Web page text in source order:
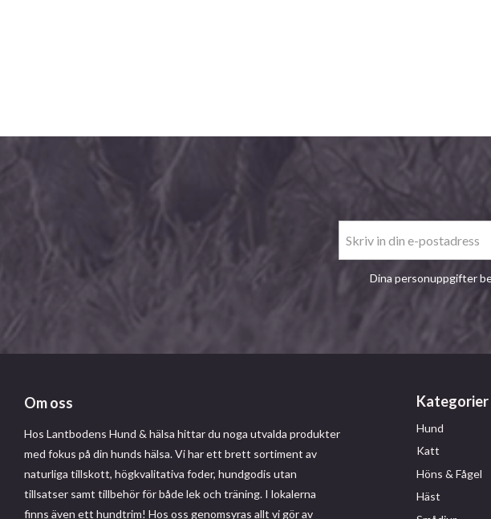
Dina personuppgifter
Om oss
Hos Lantbodens Hund & hälsa hittar du noga utvalda produkter
med fokus på din hunds hälsa. Vi har ett brett sortiment av
naturliga tillskott, högkvalitativa foder, hundgodis utan
tillsatser samt tillbehör för både lek och träning. I lokalerna
finns även ett hundtrim! Hos oss genomsyras allt vi gör av
Kategorier
Hund
Katt
Höns & Fågel
Häst